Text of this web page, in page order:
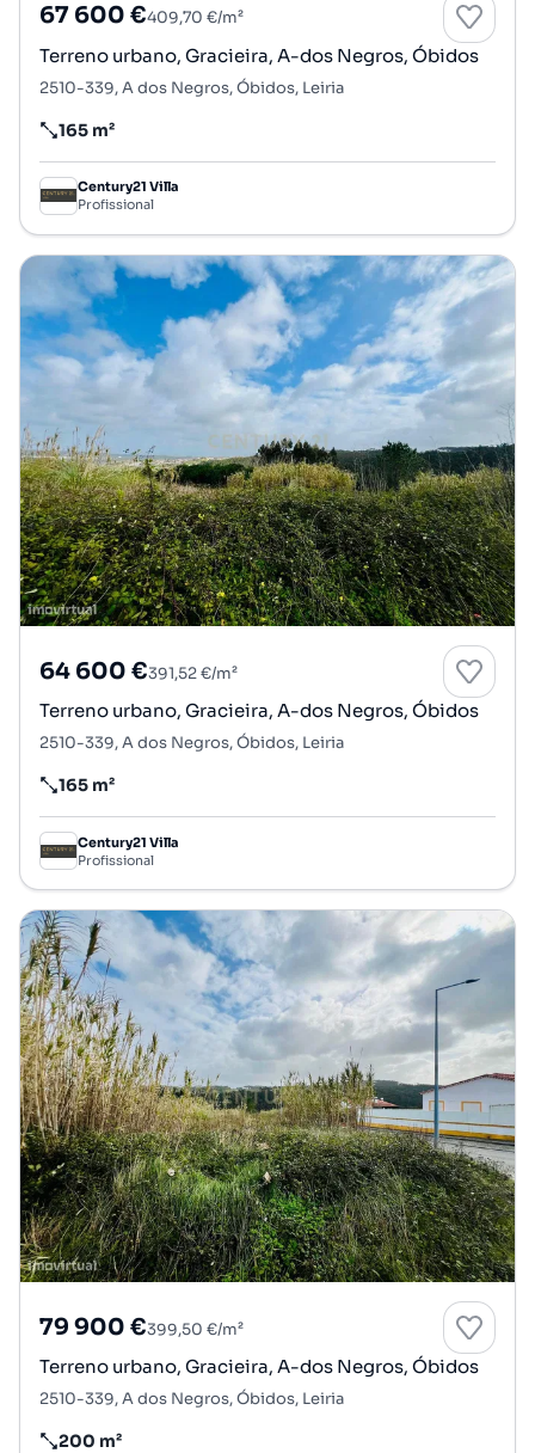
67 600 €409,70 €/m²
Terreno urbano, Gracieira, A-dos Negros, Óbidos
2510-339, A dos Negros, Óbidos, Leiria
Preço por metro quadrado
165 m²
Century21 Villa
Profissional
64 600 €391,52 €/m²
Terreno urbano, Gracieira, A-dos Negros, Óbidos
2510-339, A dos Negros, Óbidos, Leiria
Preço por metro quadrado
165 m²
Century21 Villa
Profissional
79 900 €399,50 €/m²
Terreno urbano, Gracieira, A-dos Negros, Óbidos
2510-339, A dos Negros, Óbidos, Leiria
200 m²